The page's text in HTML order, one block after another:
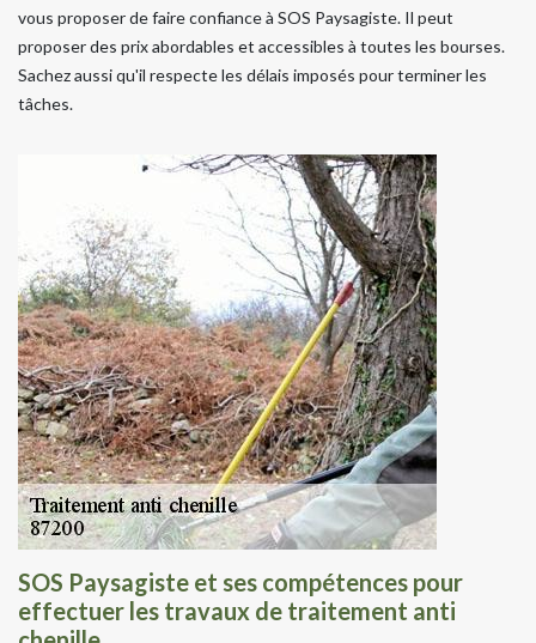
vous proposer de faire confiance à SOS Paysagiste. Il peut
proposer des prix abordables et accessibles à toutes les bourses.
Sachez aussi qu'il respecte les délais imposés pour terminer les
tâches.
SOS Paysagiste et ses compétences pour
effectuer les travaux de traitement anti